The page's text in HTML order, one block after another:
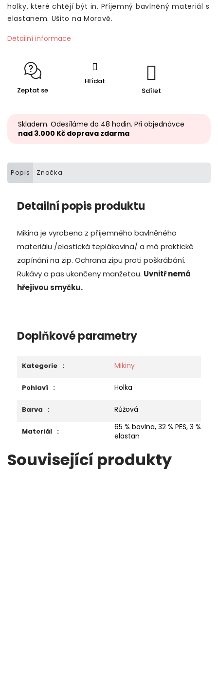
holky, které chtějí být in. Příjemný bavlněný materiál s
elastanem. Ušito na Moravě.
Detailní informace
Zeptat se
Hlídat
Sdílet
Skladem. Odesíláme do 48 hodin. Při objednávce
nad 3.000 Kč doprava zdarma
Popis Značka
Detailní popis produktu
Mikina je vyrobena z příjemného bavlněného
materiálu /elastická teplákovina/ a má praktické
zapínání na zip. Ochrana zipu proti poškrábání.
Rukávy a pas ukončeny manžetou. Uvnitř nemá
hřejivou smyčku.
Doplňkové parametry
Kategorie : Mikiny
Pohlaví : Holka
Barva : Růžová
Materiál :
65 % bavlna, 32 % PES, 3 %
elastan
Související produkty